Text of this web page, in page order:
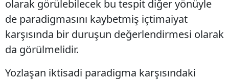
olarak görülebilecek bu tespit diğer yönüyle
de paradigmasını kaybetmiş içtimaiyat
karşısında bir duruşun değerlendirmesi olarak
da görülmelidir.
Yozlaşan iktisadi paradigma karşısındaki